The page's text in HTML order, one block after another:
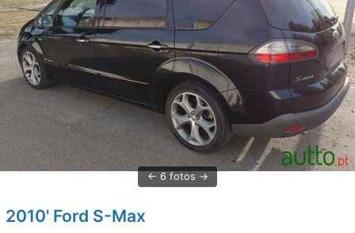
6 fotos
2010' Ford S-Max